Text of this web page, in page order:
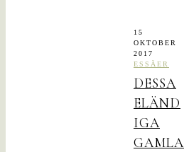
15
OKTOBER
2017
ESSÄER
DESSA
ELÄND
IGA
GAMLA